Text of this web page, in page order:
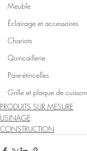
Meuble
Éclairage et accessoires
Chariots
Quincaillerie
Pare-étincelles
Grille et plaque de cuisson
PRODUITS SUR MESURE
USINAGE
CONSTRUCTION